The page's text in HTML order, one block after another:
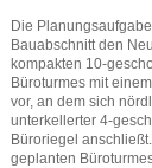
Die
Bauabschnitt den
kompakten 10-
Büroturmes mit
vor, an dem sich
unterkellerter 4-
Büroriegel
geplanten